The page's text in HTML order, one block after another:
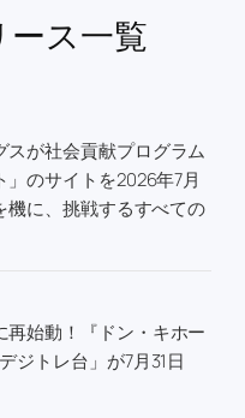
ス一覧
が社会貢献プログラム
」のサイトを2026年7月
機に、挑戦するすべての
始動！『ドン・キホー
ジトレ台」が7月31日